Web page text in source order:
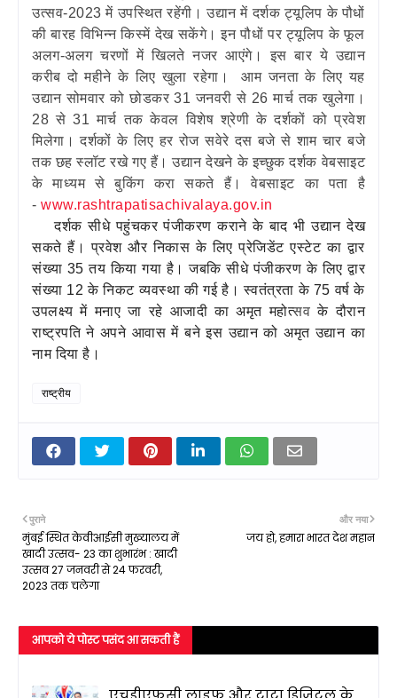
उत्‍सव-2023 में उपस्थित रहेंगी। उद्यान में दर्शक ट्यूलिप के पौधों
की बारह विभिन्‍न किस्‍में देख सकेंगे। इन पौधों पर ट्यूलिप के फूल
अलग-अलग चरणों में खिलते नजर आएंगे। इस बार ये उद्यान
करीब दो महीने के लिए खुला रहेगा। आम जनता के लिए यह
उद्यान सोमवार को छोडकर 31 जनवरी से 26 मार्च तक खुलेगा।
28 से 31 मार्च तक केवल विशेष श्रेणी के दर्शकों को प्रवेश
मिलेगा। दर्शकों के लिए हर रोज सवेरे दस बजे से शाम चार बजे
तक छह स्‍लॉट रखे गए हैं। उद्यान देखने के इच्‍छुक दर्शक वेबसाइट
के माध्‍यम से बुकिंग करा सकते हैं। वेबसाइट का पता है
- www.rashtrapatisachivalaya.gov.in
दर्शक सीधे पहुंचकर पंजीकरण कराने के बाद भी उद्यान देख
सकते हैं। प्रवेश और निकास के लिए प्रेजिडेंट एस्‍टेट का द्वार
संख्‍या 35 तय किया गया है। जबकि सीधे पंजीकरण के लिए द्वार
संख्‍या 12 के निकट व्‍यवस्‍था की गई है। स्‍वतंत्रता के 75 वर्ष के
उपलक्ष्‍य में मनाए जा रहे आजादी का अमृत महोत्‍सवके दौरान
राष्‍ट्रपति ने अपने आवास में बने इस उद्यान को अमृत उद्यान का
नाम दिया है।
राष्ट्रीय
और नया
जय हो, हमारा भारत देश महान
पुराने
मुंबई स्थित केवीआईसी मुख्यालय में
खादी उत्सव- 23 का शुभारंभ : खादी
उत्सव 27 जनवरी से 24 फरवरी,
2023 तक चलेगा
आपको ये पोस्ट पसंद आ सकती हैं